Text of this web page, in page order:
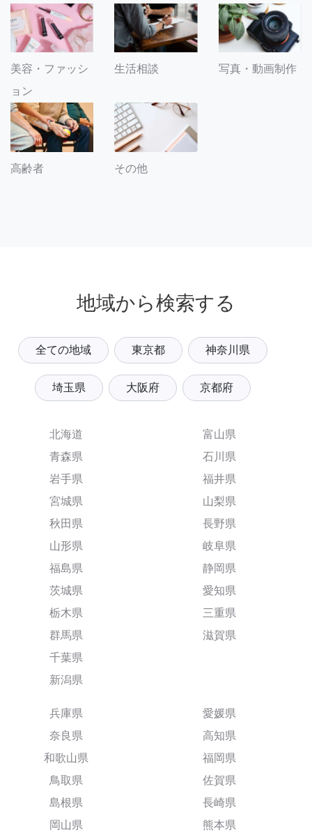
美容・ファッシ
ョン
生活相談 写真・動画制作
高齢者 その他
地域から検索する
全ての地域 東京都 神奈川県
埼玉県 大阪府 京都府
北海道
青森県
岩手県
宮城県
秋田県
山形県
福島県
茨城県
栃木県
群馬県
千葉県
新潟県
富山県
石川県
福井県
山梨県
長野県
岐阜県
静岡県
愛知県
三重県
滋賀県
兵庫県
奈良県
和歌山県
鳥取県
島根県
岡山県
愛媛県
高知県
福岡県
佐賀県
長崎県
熊本県